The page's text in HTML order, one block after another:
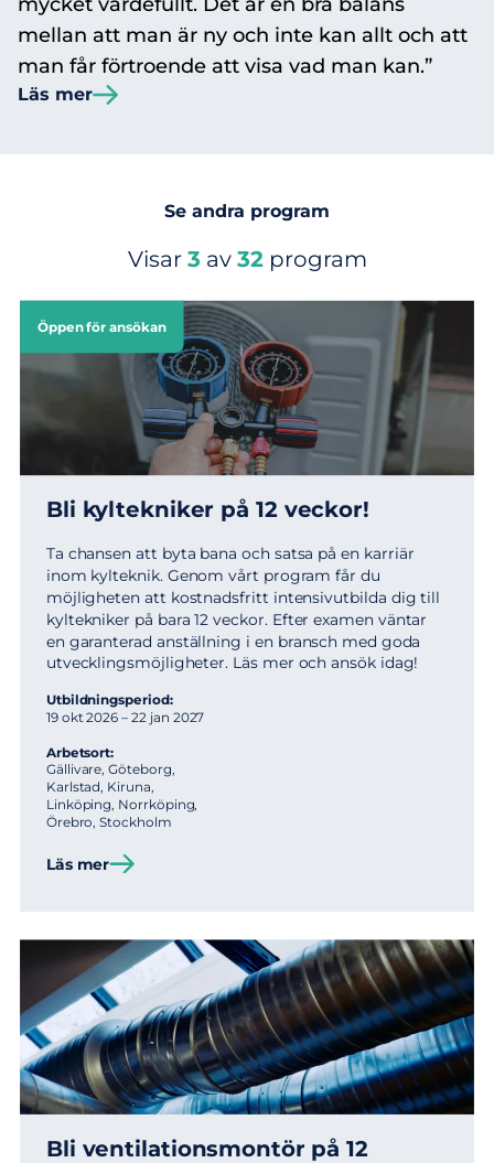
mellan att man är ny och inte kan allt och att
man får förtroende att visa vad man kan.”
Läs mer
Se andra program
Visar 3 av 32program
Öppen för ansökan
Bli kyltekniker på 12 veckor!
Ta chansen att byta bana och satsa på en karriär
inom kylteknik. Genom vårt program får du
möjligheten att kostnadsfritt intensivutbilda dig till
kyltekniker på bara 12 veckor. Efter examen väntar
en garanterad anställning i en bransch med goda
utvecklingsmöjligheter. Läs mer och ansök idag!
Utbildningsperiod:
19 okt 2026 – 22 jan 2027
Arbetsort:
Gällivare, Göteborg,
Karlstad, Kiruna,
Linköping, Norrköping,
Örebro, Stockholm
Läs mer
Bli ventilations­montör på 12